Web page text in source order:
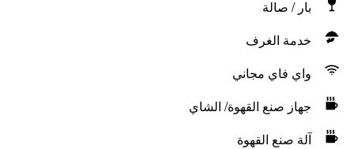
بار / صالة
خدمة الغرف
واي فاي مجاني
جهاز صنع القهوة/ الشاي
آلة صنع القهوة